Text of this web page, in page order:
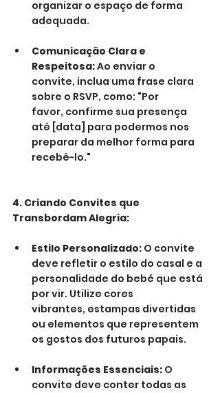
organizar o espaço de forma
adequada.
Comunicação Clara e
Respeitosa: Ao enviar o
convite, inclua uma frase clara
sobre o RSVP, como: "Por
favor, confirme sua presença
até [data] para podermos nos
preparar da melhor forma para
recebê-lo."
4. Criando Convites que
Transbordam Alegria:
Estilo Personalizado: O convite
deve refletir o estilo do casal e a
personalidade do bebé que está
por vir. Utilize cores
vibrantes, estampas divertidas
ou elementos que representem
os gostos dos futuros papais.
Informações Essenciais: O
convite deve conter todas as